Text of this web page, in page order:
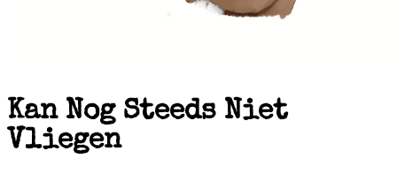
Kan Nog Steeds Niet
Vliegen